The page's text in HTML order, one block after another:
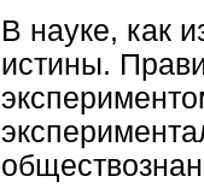
В науке, как
истины.